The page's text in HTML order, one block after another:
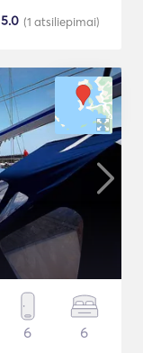
(1 atsiliepimai)
5.0
6 6